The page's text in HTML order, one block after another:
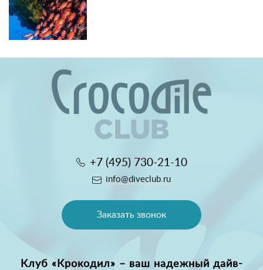
+7 (495) 730-21-10
info@diveclub.ru
Заказать звонок
Клуб «Крокодил» – ваш надежный дайв-